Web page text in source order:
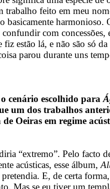
trabalho feito em meu
basicamente harmonioso.
com concessões,
fiz estão lá, e não são só
parou durante uns
cenário escolhido para
um dos trabalhos
Oeiras em regime
“extremo”. Pelo facto
acústicas, esse álbum,
E, de certa
Mas se eu tiver um